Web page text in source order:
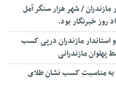
/ شهر هزار سنگر آمل
استاندار مازندران درپی کسب
مازندرانی
به مناسبت کسب نشان طلای